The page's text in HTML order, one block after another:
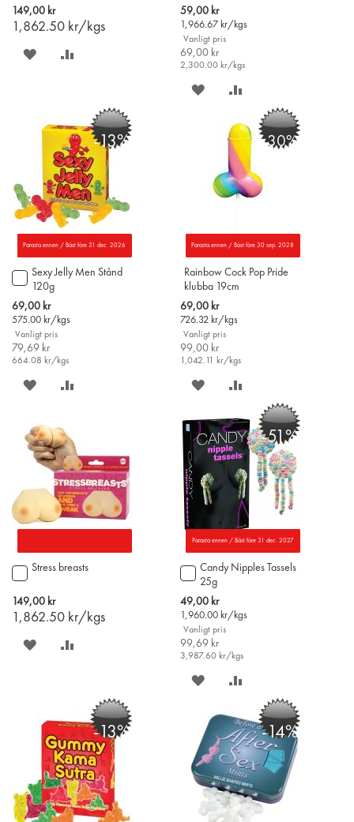
149,00 kr
1,862.50 kr/kgs
SPARA
ÖNSKELISTAN
JÄMFÖR
Special
Price
59,00 kr
1,966.67 kr/kgs
Vanligt pris
69,00 kr
2,300.00 kr/kgs
i
varukorgen
SPARA
ÖNSKELISTAN
JÄMFÖR
Parasta ennen / Bäst före 31 dec. 2026
-13%
Sexy Jelly Men Stånd
120g
Special
Price
69,00 kr
575.00 kr/kgs
Vanligt pris
79,69 kr
664.08 kr/kgs
Lägg
till
i
varukorgen
SPARA
ÖNSKELISTAN
JÄMFÖR
Parasta ennen / Bäst före 30 sep. 2028
-30%
Rainbow Cock Pop Pride
klubba 19cm
Special
Price
69,00 kr
726.32 kr/kgs
Vanligt pris
99,00 kr
1,042.11 kr/kgs
SPARA
ÖNSKELISTAN
JÄMFÖR
Stress breasts
149,00 kr
1,862.50 kr/kgs
Lägg
i
varukorgen
SPARA
ÖNSKELISTAN
JÄMFÖR
-51%
Parasta ennen / Bäst före 31 dec. 2027
Candy Nipples Tassels
25g
Special
Price
49,00 kr
1,960.00 kr/kgs
Vanligt pris
99,69 kr
3,987.60 kr/kgs
Lägg
till
i
varukorgen
SPARA
ÖNSKELISTAN
JÄMFÖR
-13% -14%